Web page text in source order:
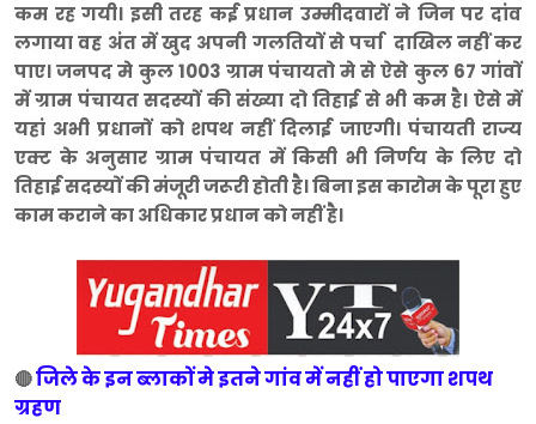
कम रह गयी। इसी तरह कई प्रधान उम्मीदवारों ने जिन पर दांव
लगाया वह अंत में खुद अपनी गलतियों से पर्चा दाखिल नहीं कर
पाए। जनपद मे कुल 1003 ग्राम पंचायतो मे से ऐसे कुल 67 गांवों
में ग्राम पंचायत सदस्यों की संख्या दो तिहाई से भी कम है। ऐसे में
यहां अभी प्रधानों को शपथ नहीं दिलाई जाएगी। पंचायती राज्य
एक्ट के अनुसार ग्राम पंचायत में किसी भी निर्णय के लिए दो
तिहाई सदस्यों की मंजूरी जरूरी होती है। बिना इस कारोम के पूरा हुए
काम कराने का अधिकार प्रधान को नहीं है।
🔴जिले के इन ब्लाकों मे इतने गांव में नहीं हो पाएगा शपथ
ग्रहण